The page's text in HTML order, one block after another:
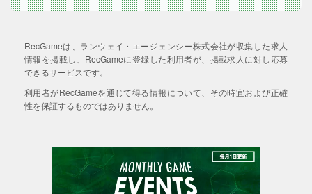
RecGameは、ランウェイ・エージェンシー株式会社が収集した求人
情報を掲載し、RecGameに登録した利用者が、掲載求人に対し応募
できるサービスです。
利用者がRecGameを通じて得る情報について、その時宜および正確
性を保証するものではありません。